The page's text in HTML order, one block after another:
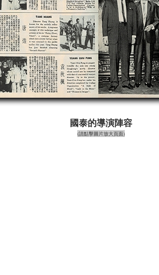
國泰的導演陣容
(請點擊圖片放大頁面)